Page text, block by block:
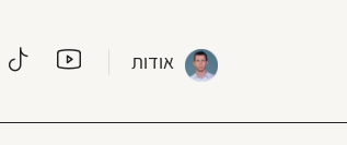
אודות